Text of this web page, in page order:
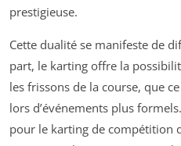
prestigieuse.
Cette dualité se manifeste de
part, le karting offre la
les frissons de la course, que
lors d’événements plus
pour le karting de compétition